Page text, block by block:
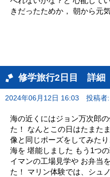
きだったためか， 朝から元
修学旅行2日目 詳細
2024年06月12日 16:03 投稿者
海の近くにはジョン万次郎
た！ なんとこの日はたまた
像と同じポーズをしてみた
海を 堪能しました もう1つ
イマンの工場見学や お弁当
た！ マリン体験では、シュ